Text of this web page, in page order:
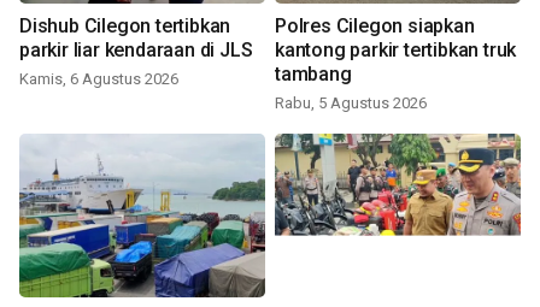
Dishub Cilegon tertibkan
parkir liar kendaraan di JLS
Kamis, 6 Agustus 2026
Polres Cilegon siapkan
kantong parkir tertibkan truk
tambang
Rabu, 5 Agustus 2026